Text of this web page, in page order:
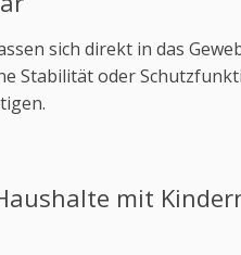
sich direkt in das
Stabilität oder
mit